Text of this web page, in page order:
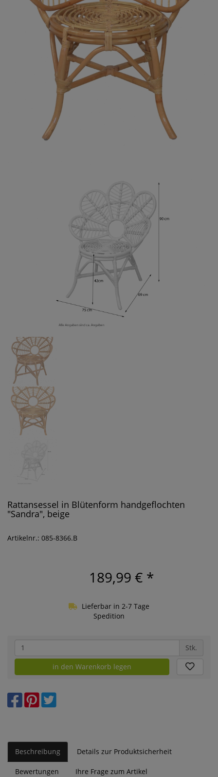
Rattansessel in Blütenform handgeflochten
"Sandra", beige
Artikelnr.: 085-8366.B
189,99 € *
Lieferbar in 2-7 Tage
Spedition
Stk.
in den Warenkorb legen
Beschreibung Details zur Produktsicherheit
Bewertungen Ihre Frage zum Artikel